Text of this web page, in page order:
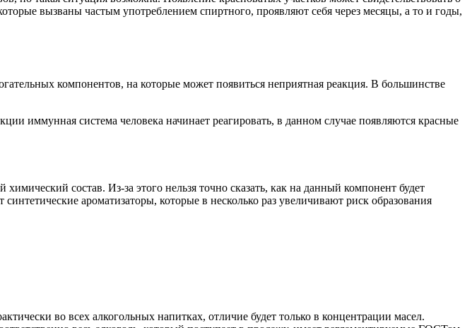
вызваны частым употреблением спиртного, проявляют себя через месяцы, а то и годы,
компонентов, на которые может появиться неприятная реакция. В большинстве
иммунная система человека начинает реагировать, в данном случае появляются красные
состав. Из-за этого нельзя точно сказать, как на данный компонент будет
ароматизаторы, которые в несколько раз увеличивают риск образования
во всех алкогольных напитках, отличие будет только в концентрации масел.